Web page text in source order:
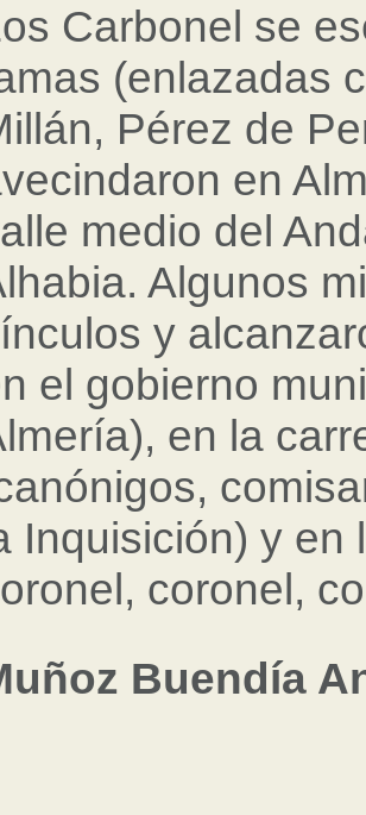
Carbonel se
(enlazadas
Pérez de
en
medio del
Algunos
y
el gobierno
en la
Inquisición) y en
coronel,
Buendía